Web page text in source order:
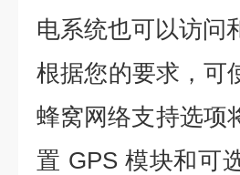
电系统也可以访问
根据您的要求，可
蜂窝网络支持选项
置 GPS 模块和可